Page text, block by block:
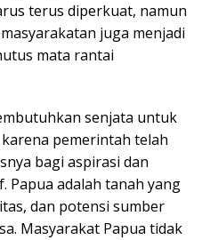
terus diperkuat, namun
juga menjadi
mata rantai
senjata untuk
pemerintah telah
bagi aspirasi dan
Papua adalah tanah yang
dan potensi sumber
Masyarakat Papua tidak